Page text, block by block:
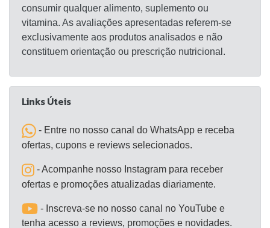
consumir qualquer alimento, suplemento ou
vitamina. As avaliações apresentadas referem-se
exclusivamente aos produtos analisados e não
constituem orientação ou prescrição nutricional.
Links Úteis
- Entre no nosso canal do WhatsApp e receba
ofertas, cupons e reviews selecionados.
- Acompanhe nosso Instagram para receber
ofertas e promoções atualizadas diariamente.
- Inscreva-se no nosso canal no YouTube e
tenha acesso a reviews, promoções e novidades.